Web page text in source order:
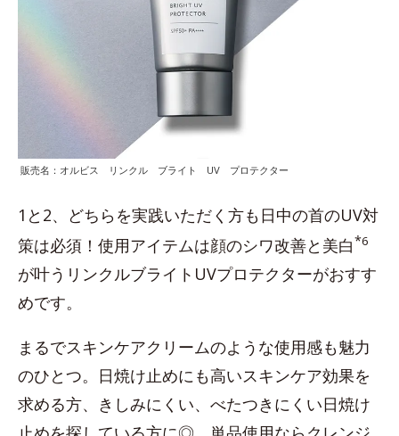
販売名：オルビス リンクル ブライト UV プロテクター
1と2、どちらを実践いただく方も日中の首のUV対
策は必須！使用アイテムは顔のシワ改善と美白*6
が叶うリンクルブライトUVプロテクターがおすす
めです。
まるでスキンケアクリームのような使用感も魅力
のひとつ。日焼け止めにも高いスキンケア効果を
求める方、きしみにくい、べたつきにくい日焼け